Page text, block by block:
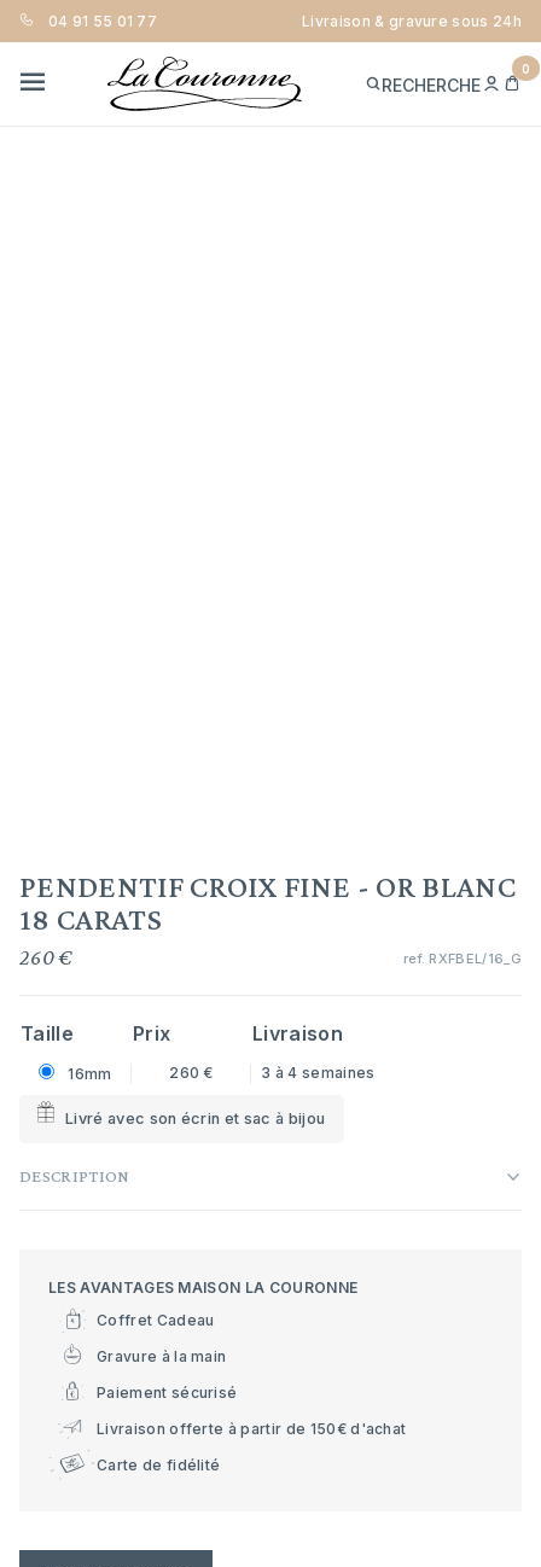
04 91 55 01 77 Livraison & gravure sous 24h
RECHERCHE
ME
0
PENDENTIF CROIX FINE - OR BLANC
18 CARATS
260 € ref. RXFBEL/16_G
Taille Prix Livraison
16mm 260 € 3 à 4 semaines
Livré avec son écrin et sac à bijou
DESCRIPTION
LES AVANTAGES MAISON LA COURONNE
Coffret Cadeau
Gravure à la main
Paiement sécurisé
Livraison offerte à partir de 150€ d'achat
Carte de fidélité